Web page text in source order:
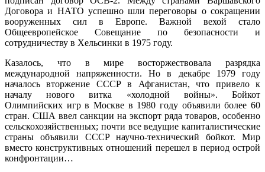
Договора и НАТО успешно шли переговоры о сокращении
вооруженных сил в Европе. Важной вехой стало
Общеевропейское Совещание по безопасности и
сотрудничеству в Хельсинки в 1975 году.
Казалось, что в мире восторжествовала разрядка
международной напряженности. Но в декабре 1979 году
началось вторжение СССР в Афганистан, что привело к
началу нового витка «холодной войны». Бойкот
Олимпийских игр в Москве в 1980 году объявили более 60
стран. США ввел санкции на экспорт ряда товаров, особенно
сельскохозяйственных; почти все ведущие капиталистические
страны объявили СССР научно-технический бойкот. Мир
вместо конструктивных отношений перешел в период острой
конфронтации…